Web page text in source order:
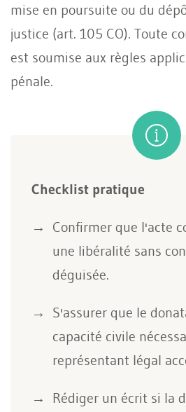
mise en poursuite ou du
justice (art. 105 CO). Toute
est soumise aux règles
pénale.
Checklist pratique
Confirmer que l'acte
une libéralité sans
déguisée.
S'assurer que le
capacité civile
représentant légal
Rédiger un écrit si la